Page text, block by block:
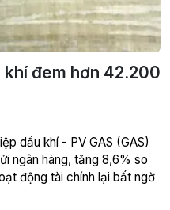
đem hơn 42.200
dầu khí - PV GAS (GAS)
ngân hàng, tăng 8,6% so
động tài chính lại bất ngờ